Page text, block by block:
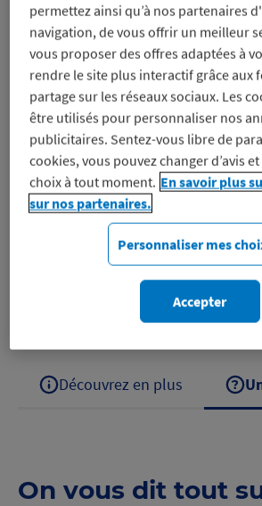
sur un bon d’achat pour
ligne et en magasin,
promos
Voir les conditions
Profitez-en
Créateur de la Cosmétique
soins en institut Yves Rocher met à
expertise de la Nature et de la
pour la beauté des femmes. ®…
Découvrez en plus
On vous dit tout
permettez ainsi qu’à nos partenaires
navigation, de vous offrir un meilleur
vous proposer des offres adaptées à
rendre le site plus interactif grâce aux
partage sur les réseaux sociaux. Les
être utilisés pour personnaliser nos
publicitaires. Sentez-vous libre de
cookies, vous pouvez changer d’avis
choix à tout moment. En savoir plus
sur nos partenaires.
Personnaliser mes
Accepter